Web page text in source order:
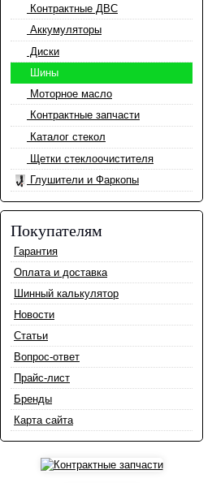
Контрактные ДВС
Аккумуляторы
Диски
Шины
Моторное масло
Контрактные запчасти
Каталог стекол
Щетки стеклоочистителя
Глушители и Фаркопы
Покупателям
Гарантия
Оплата и доставка
Шинный калькулятор
Новости
Статьи
Вопрос-ответ
Прайс-лист
Бренды
Карта сайта